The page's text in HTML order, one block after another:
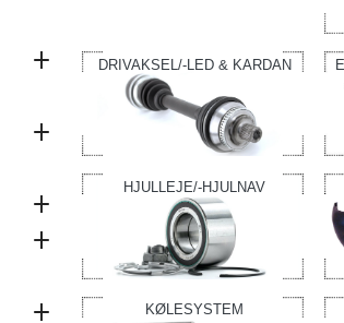
DRIVAKSEL/-LED & KARDAN
HJULLEJE/-HJULNAV
KØLESYSTEM